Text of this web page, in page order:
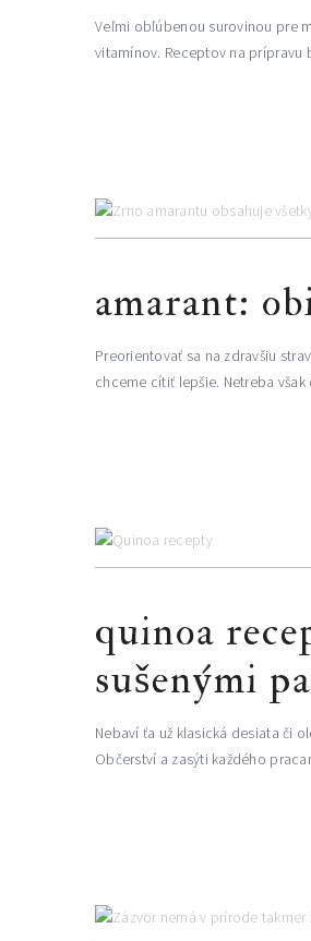
Veľmi obľúbenou surovinou pre
vitamínov. Receptov na prípravu
amarant:
Preorientovať sa na zdravšiu
chceme cítiť lepšie. Netreba
quinoa
sušenými
Nebaví ťa už klasická desiata či
Občerství a zasýti každého